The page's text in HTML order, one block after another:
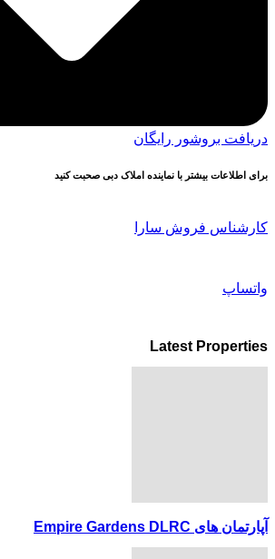
دریافت بروشور رایگان
برای اطلاعات بیشتر با نماینده املاک دبی صحبت کنید
کارشناس فروش سارا
واتساپ
Latest Properties
آپارتمان های Empire Gardens DLRC